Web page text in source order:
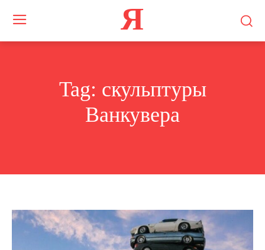
Я
Tag: скульптуры
Ванкувера